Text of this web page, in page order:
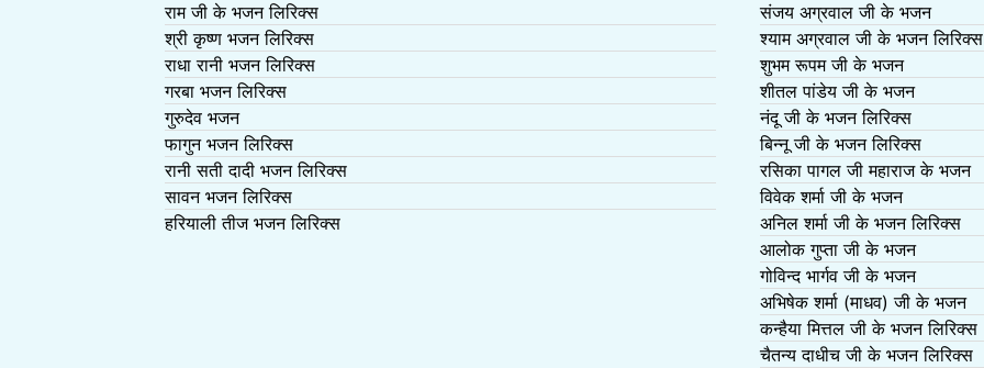
राम जी के भजन लिरिक्स
श्री कृष्ण भजन लिरिक्स
राधा रानी भजन लिरिक्स
गरबा भजन लिरिक्स
गुरुदेव भजन
फागुन भजन लिरिक्स
रानी सती दादी भजन लिरिक्स
सावन भजन लिरिक्स
हरियाली तीज भजन लिरिक्स
संजय अग्रवाल जी के भजन
श्याम अग्रवाल जी के भजन लिरिक्स
शुभम रूपम जी के भजन
शीतल पांडेय जी के भजन
नंदू जी के भजन लिरिक्स
बिन्नू जी के भजन लिरिक्स
रसिका पागल जी महाराज के भजन
विवेक शर्मा जी के भजन
अनिल शर्मा जी के भजन लिरिक्स
आलोक गुप्ता जी के भजन
गोविन्द भार्गव जी के भजन
अभिषेक शर्मा (माधव) जी के भजन
कन्हैया मित्तल जी के भजन लिरिक्स
चैतन्य दाधीच जी के भजन लिरिक्स